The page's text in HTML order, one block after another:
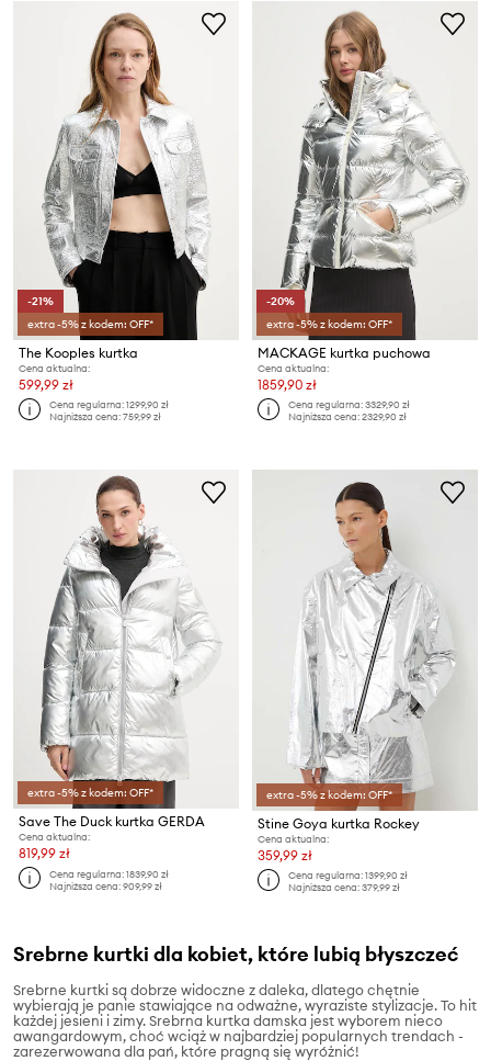
-21%
extra -5% z kodem: OFF*
The Kooples kurtka
Cena aktualna:
599,99 zł
Cena regularna:1299,90 zł
Najniższa cena:759,99 zł
-20%
extra -5% z kodem: OFF*
MACKAGE kurtka puchowa
Cena aktualna:
1859,90 zł
Cena regularna:3329,90 zł
Najniższa cena:2329,90 zł
extra -5% z kodem: OFF*
Save The Duck kurtka GERDA
Cena aktualna:
819,99 zł
Cena regularna:1839,90 zł
Najniższa cena:909,99 zł
extra -5% z kodem: OFF*
Stine Goya kurtka Rockey
Cena aktualna:
359,99 zł
Cena regularna:1399,90 zł
Najniższa cena:379,99 zł
Srebrne kurtki dla kobiet, które lubią błyszczeć
Srebrne kurtki są dobrze widoczne z daleka, dlatego chętnie
wybierają je panie stawiające na odważne, wyraziste stylizacje. To hit
każdej jesieni i zimy. Srebrna kurtka damska jest wyborem nieco
awangardowym, choć wciąż w najbardziej popularnych trendach -
zarezerwowana dla pań, które pragną się wyróżnić!